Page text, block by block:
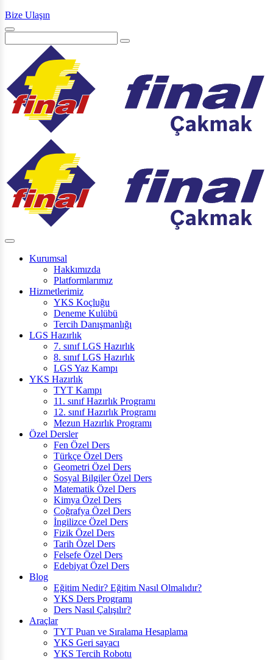
Bize Ulaşın
Kurumsal
Hakkımızda
Platformlarımız
Hizmetlerimiz
YKS Koçluğu
Deneme Kulübü
Tercih Danışmanlığı
LGS Hazırlık
7. sınıf LGS Hazırlık
8. sınıf LGS Hazırlık
LGS Yaz Kampı
YKS Hazırlık
TYT Kampı
11. sınıf Hazırlık Programı
12. sınıf Hazırlık Programı
Mezun Hazırlık Programı
Özel Dersler
Fen Özel Ders
Türkçe Özel Ders
Geometri Özel Ders
Sosyal Bilgiler Özel Ders
Matematik Özel Ders
Kimya Özel Ders
Coğrafya Özel Ders
İngilizce Özel Ders
Fizik Özel Ders
Tarih Özel Ders
Felsefe Özel Ders
Edebiyat Özel Ders
Blog
Eğitim Nedir? Eğitim Nasıl Olmalıdır?
YKS Ders Programı
Ders Nasıl Çalışılır?
Araçlar
TYT Puan ve Sıralama Hesaplama
YKS Geri sayacı
YKS Tercih Robotu